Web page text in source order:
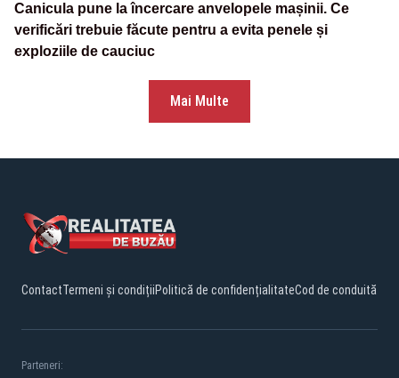
Canicula pune la încercare anvelopele mașinii. Ce
verificări trebuie făcute pentru a evita penele și
exploziile de cauciuc
Mai Multe
ContactTermeni și condițiiPolitică de confidențialitateCod de conduită
Parteneri: